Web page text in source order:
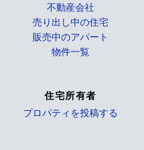
不動産会社
売り出し中の住宅
販売中のアパート
物件一覧
住宅所有者
プロパティを投稿する